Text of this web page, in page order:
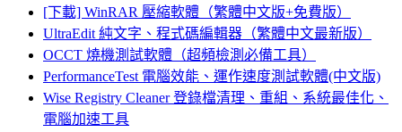
[下載] WinRAR 壓縮軟體（繁體中文版+免費版）
UltraEdit 純文字、程式碼編輯器（繁體中文最新版）
OCCT 燒機測試軟體（超頻檢測必備工具）
PerformanceTest 電腦效能、運作速度測試軟體(中文版)
Wise Registry Cleaner 登錄檔清理、重組、系統最佳化、
電腦加速工具